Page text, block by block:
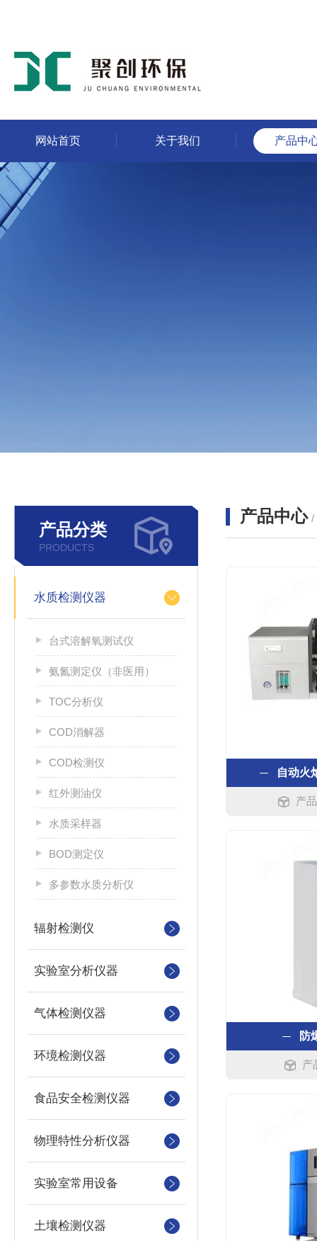
网站首页 关于我们 产品中
产品分类
PRODUCTS
水质检测仪器
台式溶解氧测试仪
氨氮测定仪（非医用）
TOC分析仪
COD消解器
COD检测仪
红外测油仪
水质采样器
BOD测定仪
多参数水质分析仪
辐射检测仪
实验室分析仪器
气体检测仪器
环境检测仪器
食品安全检测仪器
物理特性分析仪器
实验室常用设备
土壤检测仪器
产品中心 /
自动火
产
防
产